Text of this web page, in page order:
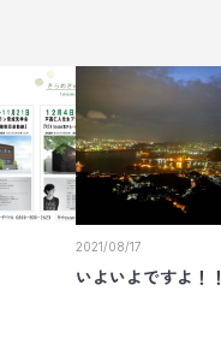
2021/08/17
いよいよですよ！！